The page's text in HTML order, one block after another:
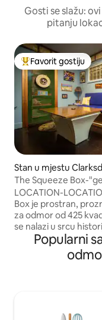
Gosti se slažu:
pitanju
Glavni favorit gostiju
Favorit gostiju
Stan u mjestu
The Squeeze Box-
LOCATION-LOCATION The
Box je prostran,
za odmor od 425
se nalazi u srcu
Clarksdalea u
Novoizgrađeni stan
bivše zgrade
najbolja lokacija u
Popularni